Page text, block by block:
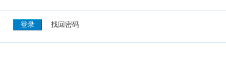
找回密码